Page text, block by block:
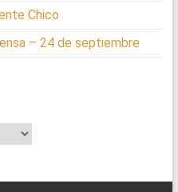
Chico
– 24 de septiembre